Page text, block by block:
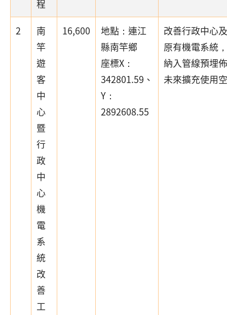
程
2
南
竿
遊
客
中
心
暨
行
政
中
心
機
電
系
統
改
善
工
16,600
地點：連江
縣南竿鄉
座標X：
342801.59、
Y：
2892608.55
改善行政中心
原有機電系統
納入管線預埋
未來擴充使用